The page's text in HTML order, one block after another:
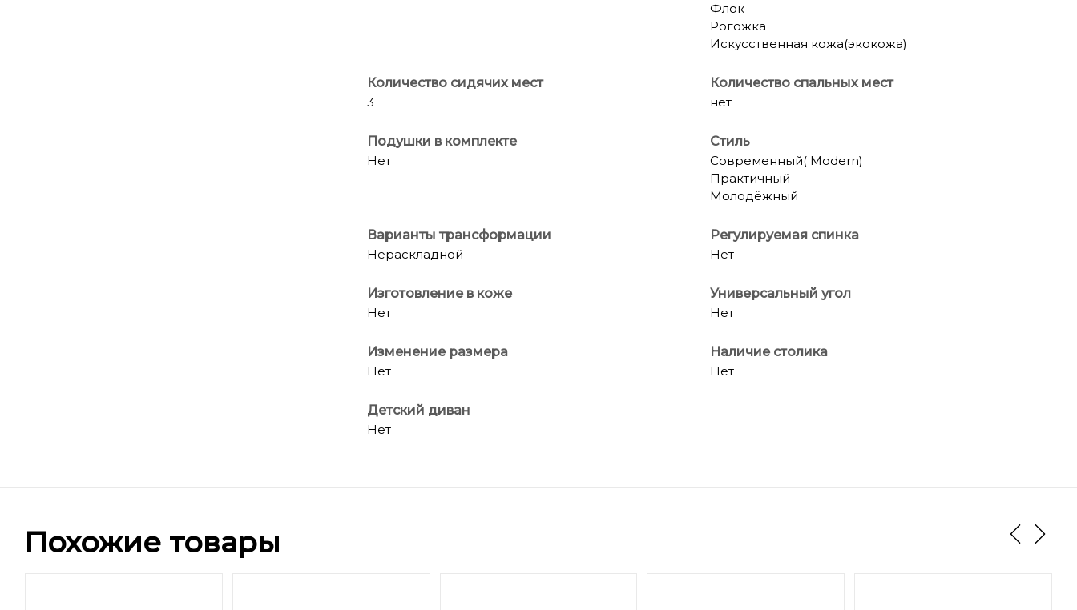
Флок
Рогожка
Искусственная кожа(экокожа)
Количество сидячих мест
3
Количество спальных мест
нет
Подушки в комплекте
Нет
Стиль
Современный( Modern)
Практичный
Молодёжный
Варианты трансформации
Нераскладной
Регулируемая спинка
Нет
Изготовление в коже
Нет
Универсальный угол
Нет
Изменение размера
Нет
Наличие столика
Нет
Детский диван
Нет
Похожие товары